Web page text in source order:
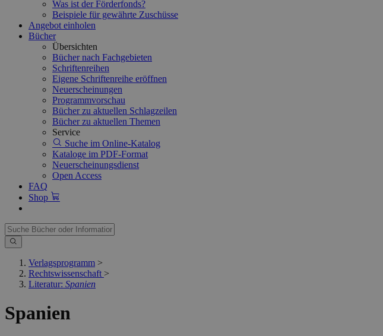
Was ist der Förderfonds?
Beispiele für gewährte Zuschüsse
Angebot einholen
Bücher
Übersichten
Bücher nach Fachgebieten
Schriftenreihen
Eigene Schriftenreihe eröffnen
Neuerscheinungen
Programmvorschau
Bücher zu aktuellen Schlagzeilen
Bücher zu aktuellen Themen
Service
Suche im Online-Katalog
Kataloge im PDF-Format
Neuerscheinungsdienst
Open Access
FAQ
Shop
Verlagsprogramm >
Rechtswissenschaft >
Literatur: Spanien
Spanien